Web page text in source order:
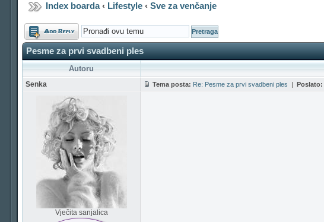
Index boarda‹ Lifestyle ‹Sve za venčanje
Odgovori
Pesme za prvi svadbeni ples
Autoru
Senka Tema posta: Re: Pesme za prvi svadbeni ples | Poslato:
Vječita sanjalica